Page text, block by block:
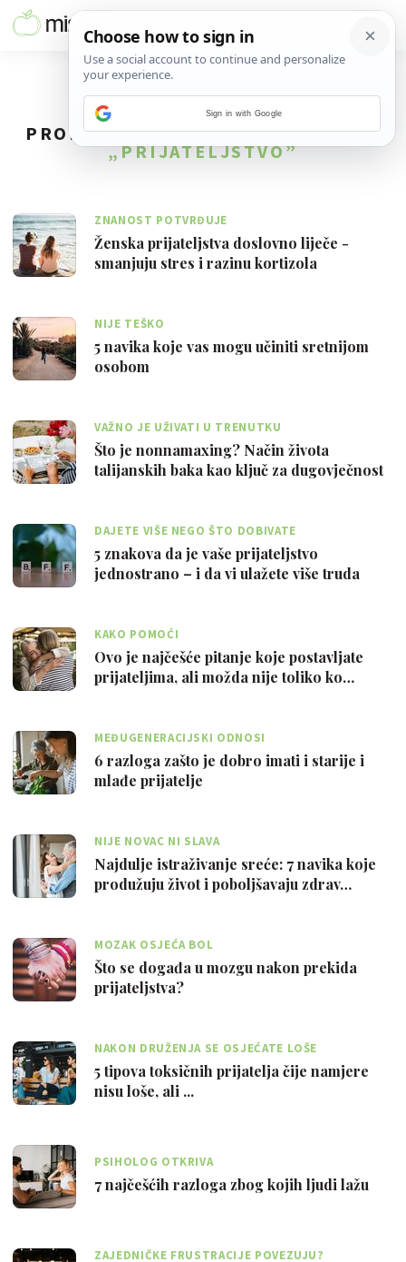
PRONAĐENO62REZULTATA ZA TAG
„PRIJATELJSTVO”
ZNANOST POTVRĐUJE
Ženska prijateljstva doslovno liječe -
smanjuju stres i razinu kortizola
NIJE TEŠKO
5 navika koje vas mogu učiniti sretnijom
osobom
VAŽNO JE UŽIVATI U TRENUTKU
Što je nonnamaxing? Način života
talijanskih baka kao ključ za dugovječnost
DAJETE VIŠE NEGO ŠTO DOBIVATE
5 znakova da je vaše prijateljstvo
jednostrano – i da vi ulažete više truda
KAKO POMOĆI
Ovo je najčešće pitanje koje postavljate
prijateljima, ali možda nije toliko ko…
MEĐUGENERACIJSKI ODNOSI
6 razloga zašto je dobro imati i starije i
mlađe prijatelje
NIJE NOVAC NI SLAVA
Najdulje istraživanje sreće: 7 navika koje
produžuju život i poboljšavaju zdrav…
MOZAK OSJEĆA BOL
Što se događa u mozgu nakon prekida
prijateljstva?
NAKON DRUŽENJA SE OSJEĆATE LOŠE
5 tipova toksičnih prijatelja čije namjere
nisu loše, ali ...
PSIHOLOG OTKRIVA
7 najčešćih razloga zbog kojih ljudi lažu
ZAJEDNIČKE FRUSTRACIJE POVEZUJU?
Sign in with Google